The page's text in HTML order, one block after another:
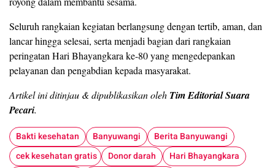
Seluruh rangkaian kegiatan berlangsung dengan tertib, aman, dan
lancar hingga selesai, serta menjadi bagian dari rangkaian
peringatan Hari Bhayangkara ke-80 yang mengedepankan
pelayanan dan pengabdian kepada masyarakat.
Artikel ini ditinjau & dipublikasikan oleh Tim Editorial Suara
Pecari.
Bakti kesehatan Banyuwangi
Berita Banyuwangi
cek kesehatan gratis
Donor darah
Hari Bhayangkara